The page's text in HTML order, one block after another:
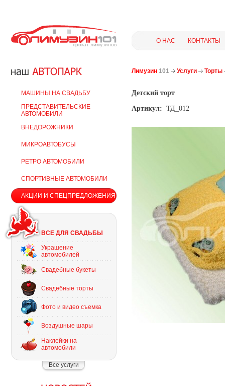
прокат лимузинов
О НАС КОНТАКТЫ
МАШИНЫ НА СВАДЬБУ
ПРЕДСТАВИТЕЛЬСКИЕ
АВТОМОБИЛИ
ВНЕДОРОЖНИКИ
МИКРОАВТОБУСЫ
РЕТРО АВТОМОБИЛИ
СПОРТИВНЫЕ АВТОМОБИЛИ
АКЦИИ И СПЕЦПРЕДЛОЖЕНИЯ
ВСЕ ДЛЯ СВАДЬБЫ
Украшение
автомобилей
Свадебные букеты
Свадебные торты
Фото и видео съемка
Воздушные шары
Наклейки на
автомобили
Все услуги
Лимузин 101 Услуги Торты
Детский торт
Артикул: ТД_012